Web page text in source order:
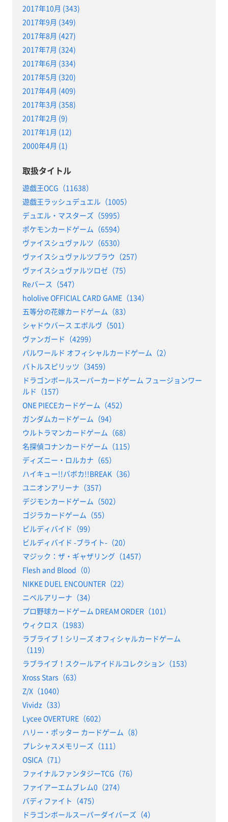
2017年10月 (343)
2017年9月 (349)
2017年8月 (427)
2017年7月 (324)
2017年6月 (334)
2017年5月 (320)
2017年4月 (409)
2017年3月 (358)
2017年2月 (9)
2017年1月 (12)
2000年4月 (1)
取扱タイトル
遊戯王OCG（11638）
遊戯王ラッシュデュエル（1005）
デュエル・マスターズ（5995）
ポケモンカードゲーム（6594）
ヴァイスシュヴァルツ（6530）
ヴァイスシュヴァルツブラウ（257）
ヴァイスシュヴァルツロゼ（75）
Reバース（547）
hololive OFFICIAL CARD GAME（134）
五等分の花嫁カードゲーム（83）
シャドウバース エボルヴ（501）
ヴァンガード（4299）
パルワールド オフィシャルカードゲーム（2）
バトルスピリッツ（3459）
ドラゴンボールスーパーカードゲーム フュージョンワー
ルド（157）
ONE PIECEカードゲーム（452）
ガンダムカードゲーム（94）
ウルトラマンカードゲーム（68）
名探偵コナンカードゲーム（115）
ディズニー・ロルカナ（65）
ハイキュー!!バボカ!!BREAK（36）
ユニオンアリーナ（357）
デジモンカードゲーム（502）
ゴジラカードゲーム（55）
ビルディバイド（99）
ビルディバイド -ブライト-（20）
マジック：ザ・ギャザリング（1457）
Flesh and Blood（0）
NIKKE DUEL ENCOUNTER（22）
ニベルアリーナ（34）
プロ野球カードゲーム DREAM ORDER（101）
ウィクロス（1983）
ラブライブ！シリーズ オフィシャルカードゲーム
（119）
ラブライブ！スクールアイドルコレクション（153）
Xross Stars（63）
Z/X（1040）
Vividz（33）
Lycee OVERTURE（602）
ハリー・ポッター カードゲーム（8）
プレシャスメモリーズ（111）
OSICA（71）
ファイナルファンタジーTCG（76）
ファイアーエムブレム0（274）
バディファイト（475）
ドラゴンボールスーパーダイバーズ（4）